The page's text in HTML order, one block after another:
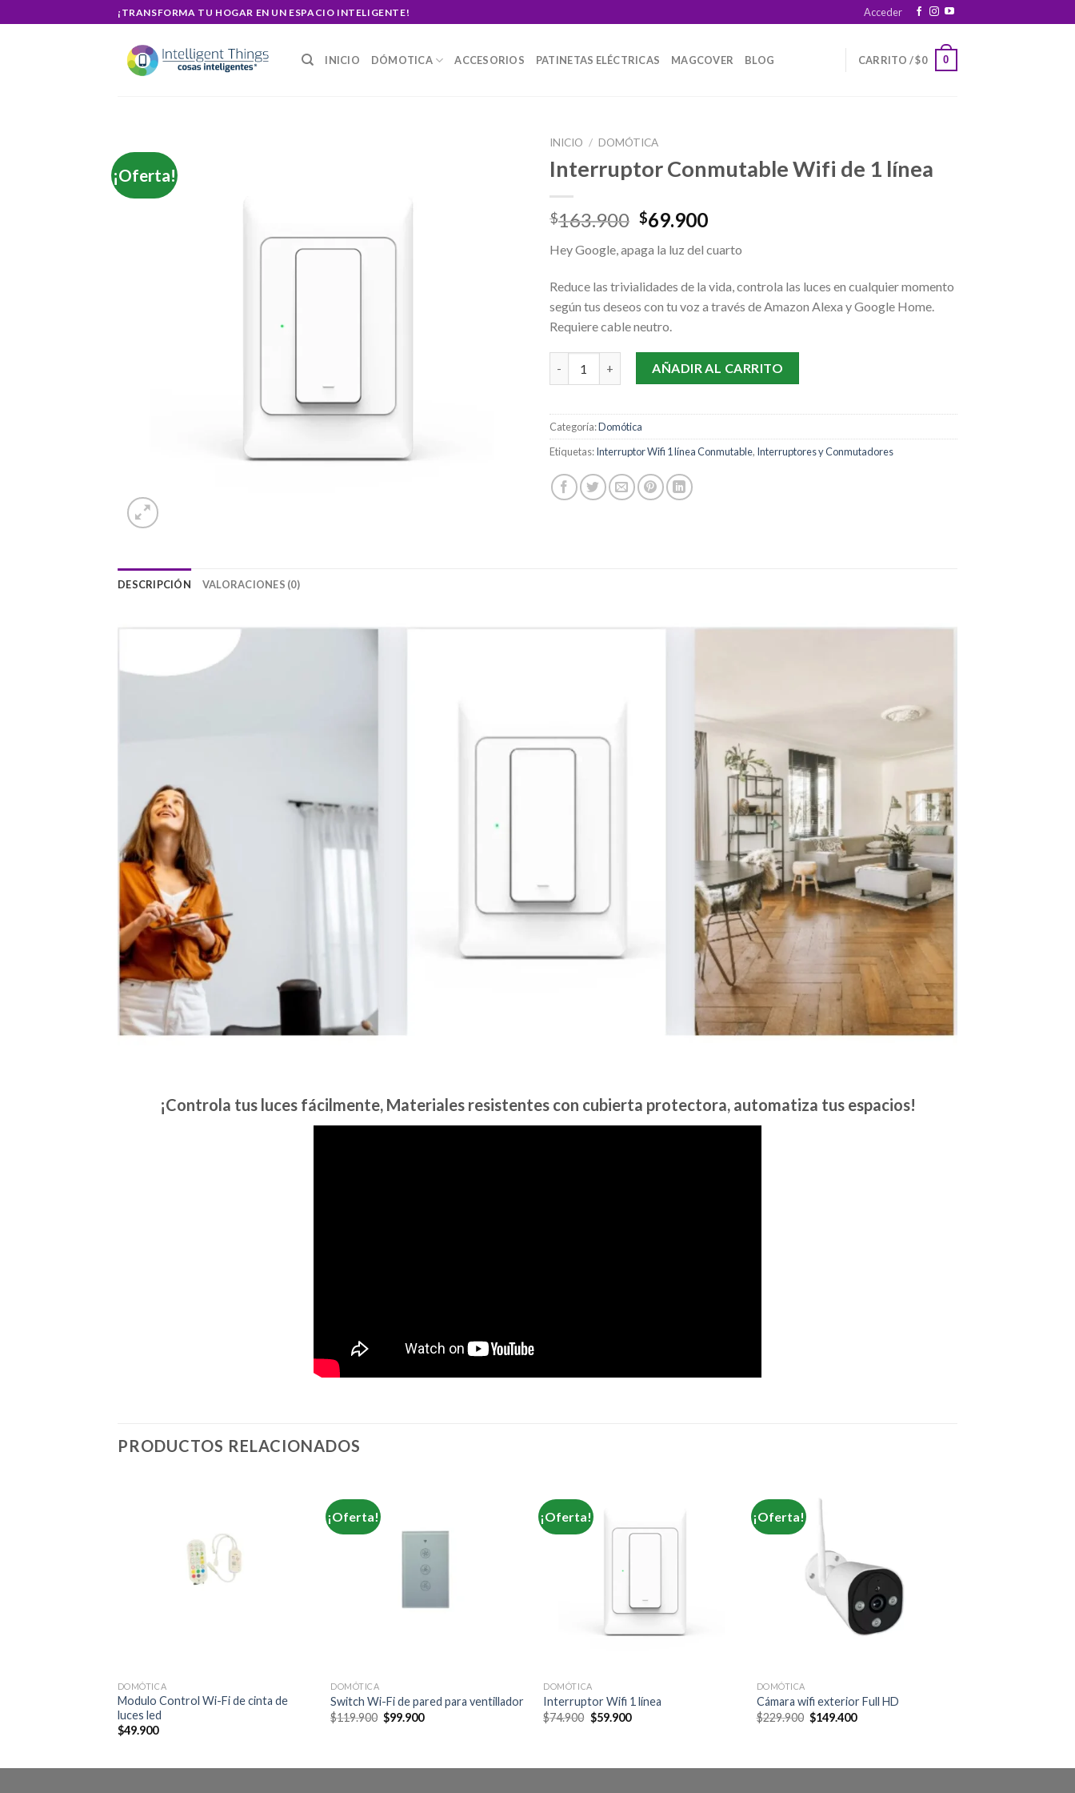
to
¡TRANSFORMA TU HOGAR EN UN ESPACIO INTELIGENTE! Acceder
INICIO DÓMOTICA ACCESORIOS PATINETAS ELÉCTRICAS MAGCOVER BLOG CARRITO /$0 0
¡Oferta!
INICIO / DOMÓTICA
Interruptor Conmutable Wifi de 1 línea
$163.900 Original
was:
$69.900Current
is:
Hey Google, apaga la luz del cuarto
Reduce las trivialidades de la vida, controla las luces en cualquier momento
según tus deseos con tu voz a través de Amazon Alexa y Google Home.
Requiere cable neutro.
Interruptor Conmutable Wifi de 1 línea cantidad
AÑADIR AL CARRITO
Categoría:Domótica
Etiquetas:Interruptor Wifi 1 línea Conmutable, Interruptores y Conmutadores
DESCRIPCIÓN VALORACIONES (0)
¡Controla tus luces fácilmente, Materiales resistentes con cubierta protectora, automatiza tus espacios!
PRODUCTOS RELACIONADOS
DOMÓTICA
Modulo Control Wi-Fi de cinta de
luces led
$49.900
¡Oferta!
DOMÓTICA
Switch Wi-Fi de pared para ventillador
$119.900 Original
price
$99.900Current
¡Oferta!
DOMÓTICA
Interruptor Wifi 1 línea
$74.900 Original
price
$59.900Current
¡Oferta!
DOMÓTICA
Cámara wifi exterior Full HD
$229.900 Original
price
$149.400Current